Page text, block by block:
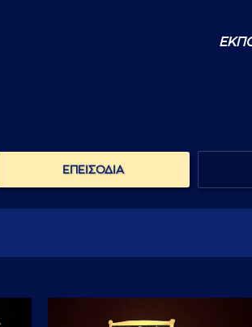
ΕΠΕΙΣΟΔΙΑ